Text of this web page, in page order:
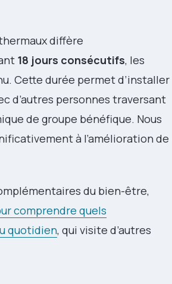
diffère
18 jours consécutifs, les
Cette durée permet d’installer
d’autres personnes traversant
de groupe bénéfique. Nous
à l’amélioration de
du bien-être,
comprendre quels
quotidien, qui visite d’autres